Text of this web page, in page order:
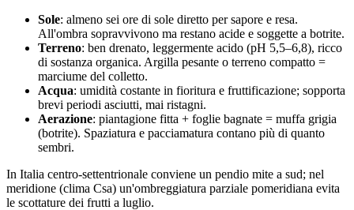
Sole: almeno sei ore di sole diretto per sapore e resa.
All'ombra sopravvivono ma restano acide e soggette a botrite.
Terreno: ben drenato, leggermente acido (pH 5,5–6,8), ricco
di sostanza organica. Argilla pesante o terreno compatto =
marciume del colletto.
Acqua: umidità costante in fioritura e fruttificazione; sopporta
brevi periodi asciutti, mai ristagni.
Aerazione: piantagione fitta + foglie bagnate = muffa grigia
(botrite). Spaziatura e pacciamatura contano più di quanto
sembri.
In Italia centro-settentrionale conviene un pendio mite a sud; nel
meridione (clima Csa) un'ombreggiatura parziale pomeridiana evita
le scottature dei frutti a luglio.